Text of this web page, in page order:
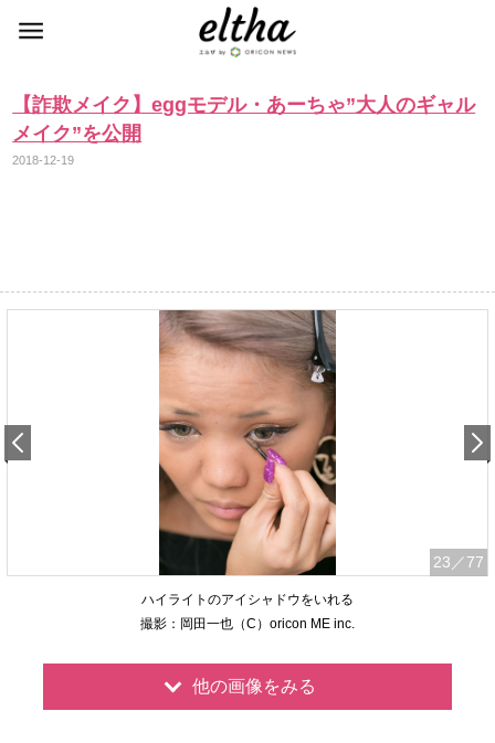
【詐欺メイク】eggモデル・あーちゃ”大人のギャル
メイク”を公開
2018-12-19
23 ／77
ハイライトのアイシャドウをいれる
撮影：岡田一也（C）oricon ME inc.
他の画像をみる